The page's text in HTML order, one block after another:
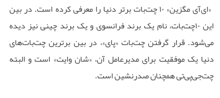
«ای‌آی مگزین» ۱۰ چت‌بات برتر دنیا را معرفی کرده است. در بین
این ۱۰چت‌بات، نام یک برند فرانسوی و یک برند چینی نیز دیده
می‌شود. قرار گرفتن چت‌بات «پای»، در بین برترین چت‌بات‌های
دنیا یک موفقیت برای مدیرعامل آن، «شان وایت» است و البته
چت‌جی‌پی‌تی همچنان صدرنشین است.